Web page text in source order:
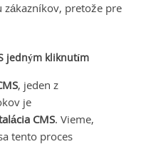
pretože pre
jedným kliknutím
, jeden z
je
CMS. Vieme,
tento proces